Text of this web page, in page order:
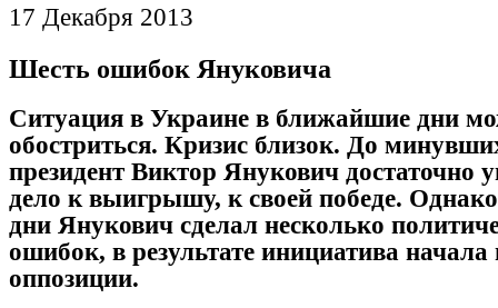
17 Декабря 2013
Шесть ошибок Януковича
Ситуация в Украине в ближайшие дни
обостриться. Кризис близок. До
президент Виктор Янукович достаточно
дело к выигрышу, к своей победе.
дни Янукович сделал несколько
ошибок, в результате инициатива начала
оппозиции.